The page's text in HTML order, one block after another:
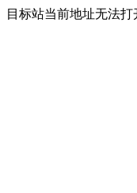
目标站当前地址无法打